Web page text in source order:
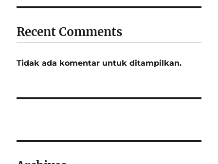
Recent Comments
Tidak ada komentar untuk ditampilkan.